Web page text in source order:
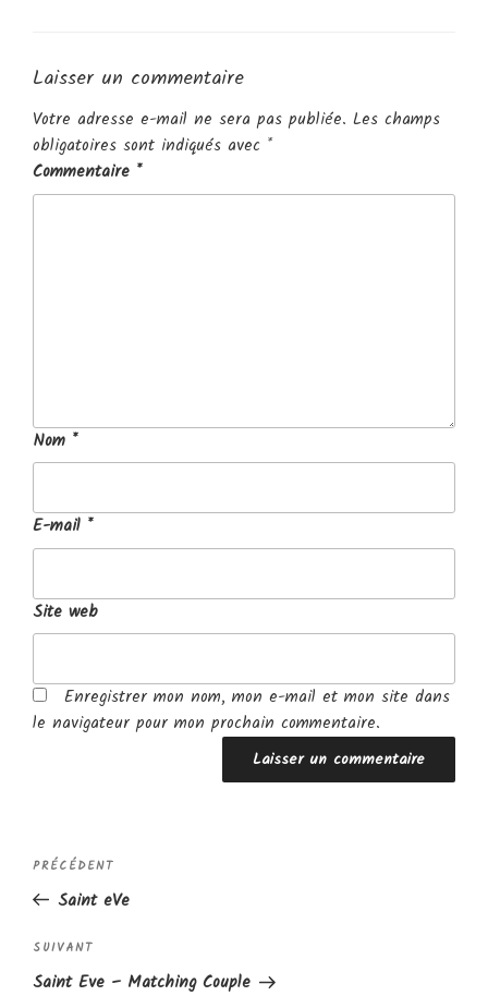
Laisser un commentaire
Votre adresse e-mail ne sera pas publiée. Les champs
obligatoires sont indiqués avec *
Commentaire *
Nom *
E-mail *
Site web
Enregistrer mon nom, mon e-mail et mon site dans
le navigateur pour mon prochain commentaire.
Navigation
de
l’article
Article
précédent
PRÉCÉDENT
Saint eVe
Article
suivant
SUIVANT
Saint Eve – Matching Couple